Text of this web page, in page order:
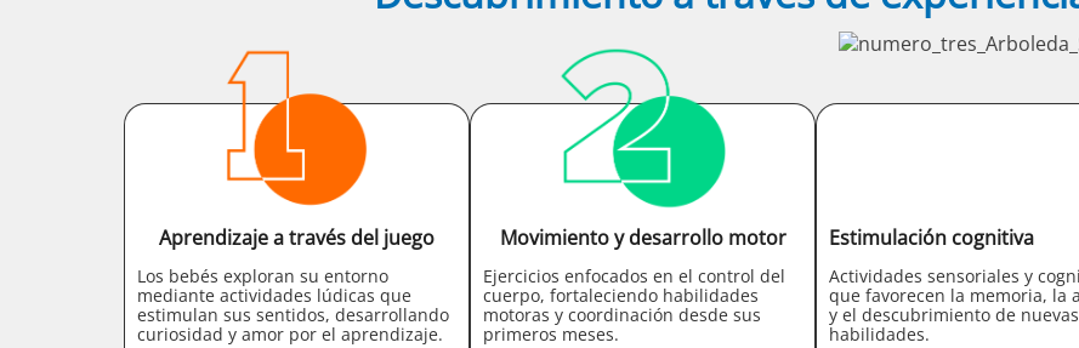
Aprendizaje a través del juego
Los bebés exploran su entorno
mediante actividades lúdicas que
estimulan sus sentidos, desarrollando
curiosidad y amor por el aprendizaje.
Movimiento y desarrollo motor
Ejercicios enfocados en el control del
cuerpo, fortaleciendo habilidades
motoras y coordinación desde sus
primeros meses.
Estimulación cognitiva
Actividades sensoriales y
que favorecen la memoria, la
y el descubrimiento de nuevas
habilidades.